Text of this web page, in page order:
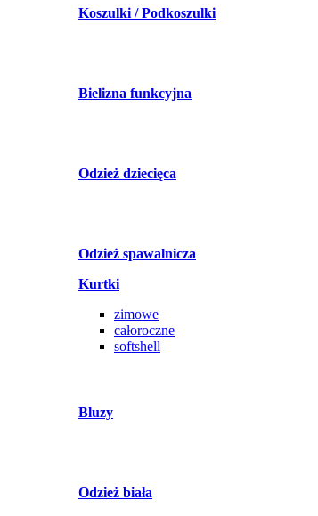
Koszulki / Podkoszulki
Bielizna funkcyjna
Odzież dziecięca
Odzież spawalnicza
Kurtki
zimowe
całoroczne
softshell
Bluzy
Odzież biała